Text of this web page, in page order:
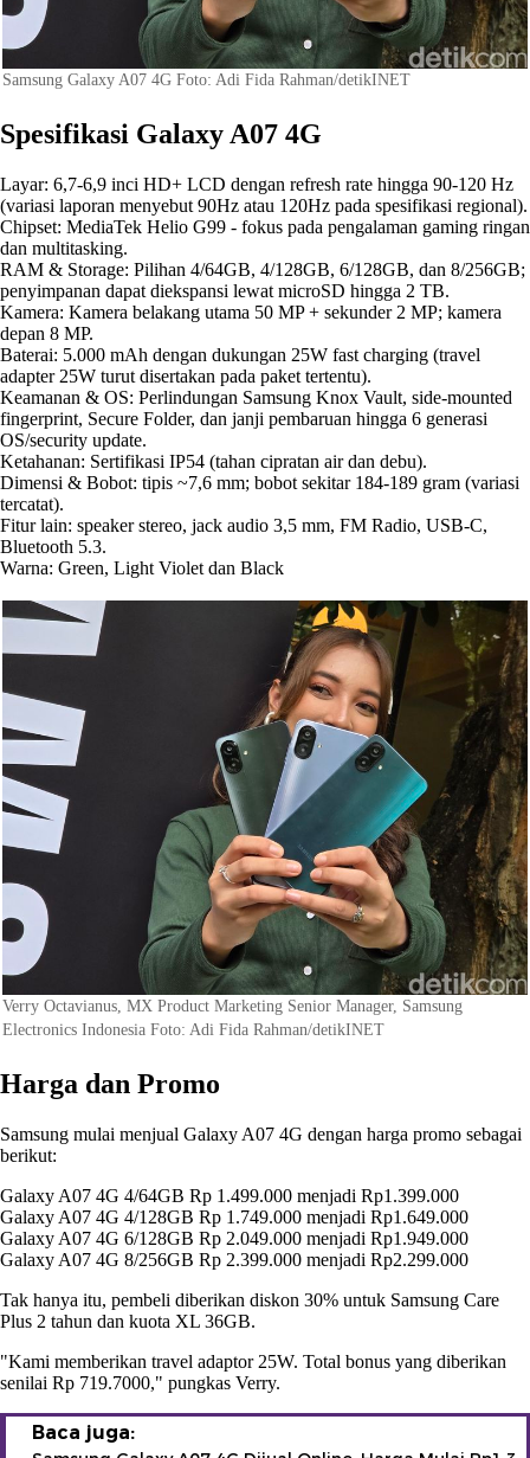
Samsung Galaxy A07 4G Foto: Adi Fida Rahman/detikINET
Spesifikasi Galaxy A07 4G
Layar: 6,7-6,9 inci HD+ LCD dengan refresh rate hingga 90-120 Hz
(variasi laporan menyebut 90Hz atau 120Hz pada spesifikasi regional).
Chipset: MediaTek Helio G99 - fokus pada pengalaman gaming ringan
dan multitasking.
RAM & Storage: Pilihan 4/64GB, 4/128GB, 6/128GB, dan 8/256GB;
penyimpanan dapat diekspansi lewat microSD hingga 2 TB.
Kamera: Kamera belakang utama 50 MP + sekunder 2 MP; kamera
depan 8 MP.
Baterai: 5.000 mAh dengan dukungan 25W fast charging (travel
adapter 25W turut disertakan pada paket tertentu).
Keamanan & OS: Perlindungan Samsung Knox Vault, side-mounted
fingerprint, Secure Folder, dan janji pembaruan hingga 6 generasi
OS/security update.
Ketahanan: Sertifikasi IP54 (tahan cipratan air dan debu).
Dimensi & Bobot: tipis ~7,6 mm; bobot sekitar 184-189 gram (variasi
tercatat).
Fitur lain: speaker stereo, jack audio 3,5 mm, FM Radio, USB-C,
Bluetooth 5.3.
Warna: Green, Light Violet dan Black
Verry Octavianus, MX Product Marketing Senior Manager, Samsung
Electronics Indonesia Foto: Adi Fida Rahman/detikINET
Harga dan Promo
Samsung mulai menjual Galaxy A07 4G dengan harga promo sebagai
berikut:
Galaxy A07 4G 4/64GB Rp 1.499.000 menjadi Rp1.399.000
Galaxy A07 4G 4/128GB Rp 1.749.000 menjadi Rp1.649.000
Galaxy A07 4G 6/128GB Rp 2.049.000 menjadi Rp1.949.000
Galaxy A07 4G 8/256GB Rp 2.399.000 menjadi Rp2.299.000
Tak hanya itu, pembeli diberikan diskon 30% untuk Samsung Care
Plus 2 tahun dan kuota XL 36GB.
"Kami memberikan travel adaptor 25W. Total bonus yang diberikan
senilai Rp 719.7000," pungkas Verry.
Baca juga: